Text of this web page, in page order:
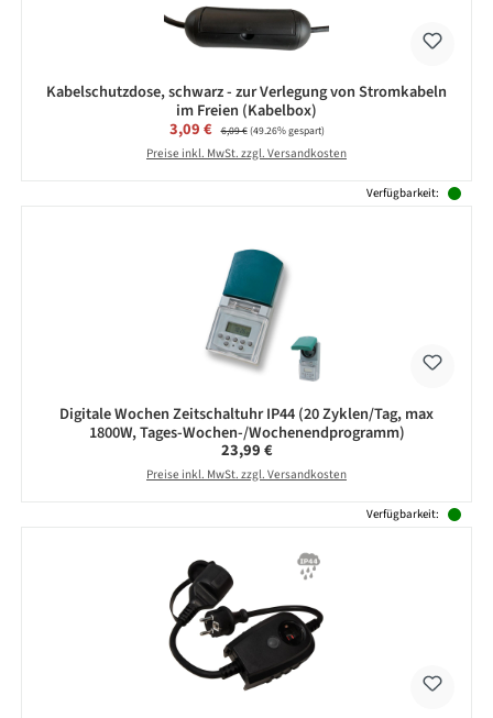
Kabelschutzdose, schwarz - zur Verlegung von Stromkabeln
im Freien (Kabelbox)
Verkaufspreis:
3,09 € Regulärer Preis:
6,09 €(49.26% gespart)
Preise inkl. MwSt. zzgl. Versandkosten
Verfügbarkeit:
Digitale Wochen Zeitschaltuhr IP44 (20 Zyklen/Tag, max
1800W, Tages-Wochen-/Wochenendprogramm)
Regulärer Preis:
23,99 €
Preise inkl. MwSt. zzgl. Versandkosten
Verfügbarkeit: